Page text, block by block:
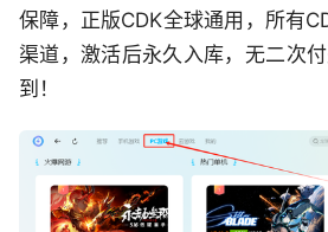
保障，正版CDK全球通用，所有
渠道，激活后永久入库，无二次
到！